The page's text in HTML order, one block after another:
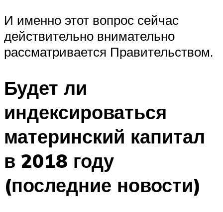
И именно этот вопрос сейчас
действительно внимательно
рассматривается Правительством.
Будет ли
индексироваться
материнский капитал
в 2018 году
(последние новости)